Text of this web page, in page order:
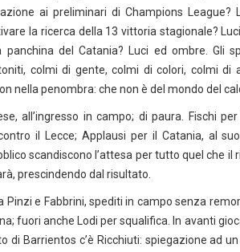
ai preliminari di Champions League?
la ricerca della 13 vittoria stagionale?
panchina del Catania? Luci ed ombre. Gli
colmi di gente, colmi di colori, colmi
nella penombra: che non è del mondo del
all’ingresso in campo; di paura. Fischi
il Lecce; Applausi per il Catania, al
scandiscono l’attesa per tutto quel che
prescindendo dal risultato.
Pinzi e Fabbrini, spediti in campo senza
fuori anche Lodi per squalifica. In avanti
di Barrientos c’è Ricchiuti: spiegazione ad